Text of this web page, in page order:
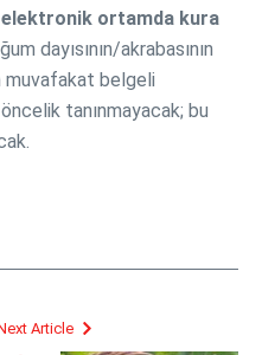
elektronik ortamda kura
dayısının/akrabasının
muvafakat belgeli
tanınmayacak; bu
Article